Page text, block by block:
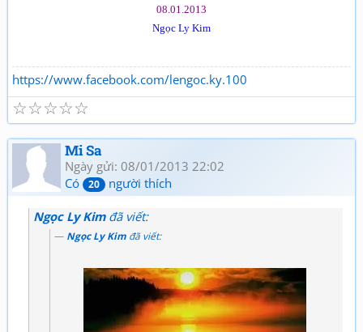
08.01.2013
Ngọc Ly Kim
https://www.facebook.com/lengoc.ky.100
☆
☆
☆
☆
☆
Mi Sa
Ngày gửi: 08/01/2013 22:02
Có
20 người thích
Ngọc Ly Kimđã viết:
Ngọc Ly Kim đã viết: